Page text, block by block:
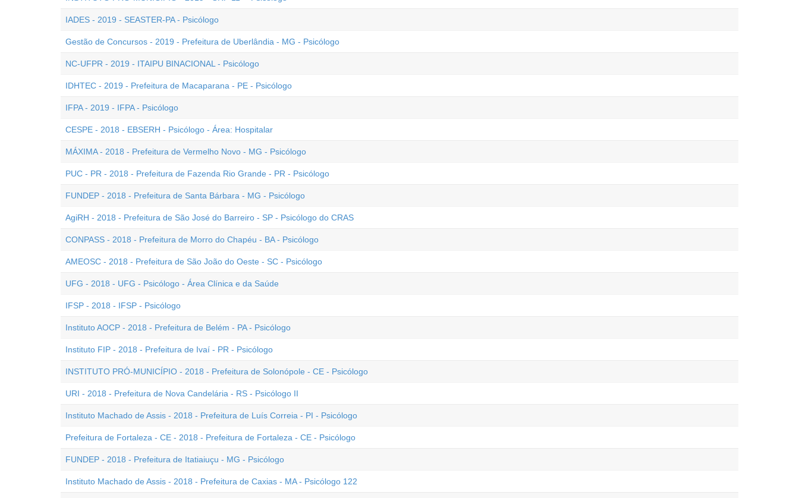
IADES - 2019 - SEASTER-PA - Psicólogo
Gestão de Concursos - 2019 - Prefeitura de Uberlândia - MG - Psicólogo
NC-UFPR - 2019 - ITAIPU BINACIONAL - Psicólogo
IDHTEC - 2019 - Prefeitura de Macaparana - PE - Psicólogo
IFPA - 2019 - IFPA - Psicólogo
CESPE - 2018 - EBSERH - Psicólogo - Área: Hospitalar
MÁXIMA - 2018 - Prefeitura de Vermelho Novo - MG - Psicólogo
PUC - PR - 2018 - Prefeitura de Fazenda Rio Grande - PR - Psicólogo
FUNDEP - 2018 - Prefeitura de Santa Bárbara - MG - Psicólogo
AgiRH - 2018 - Prefeitura de São José do Barreiro - SP - Psicólogo do CRAS
CONPASS - 2018 - Prefeitura de Morro do Chapéu - BA - Psicólogo
AMEOSC - 2018 - Prefeitura de São João do Oeste - SC - Psicólogo
UFG - 2018 - UFG - Psicólogo - Área Clínica e da Saúde
IFSP - 2018 - IFSP - Psicólogo
Instituto AOCP - 2018 - Prefeitura de Belém - PA - Psicólogo
Instituto FIP - 2018 - Prefeitura de Ivaí - PR - Psicólogo
INSTITUTO PRÓ-MUNICÍPIO - 2018 - Prefeitura de Solonópole - CE - Psicólogo
URI - 2018 - Prefeitura de Nova Candelária - RS - Psicólogo II
Instituto Machado de Assis - 2018 - Prefeitura de Luís Correia - PI - Psicólogo
Prefeitura de Fortaleza - CE - 2018 - Prefeitura de Fortaleza - CE - Psicólogo
FUNDEP - 2018 - Prefeitura de Itatiaiuçu - MG - Psicólogo
Instituto Machado de Assis - 2018 - Prefeitura de Caxias - MA - Psicólogo 122